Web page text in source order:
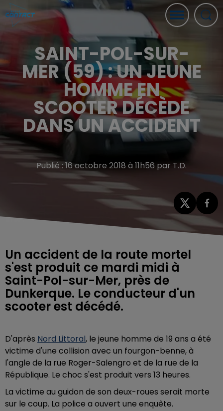
SAINT-POL-SUR-
MER (59) : UN JEUNE
HOMME EN
SCOOTER DÉCÈDE
DANS UN ACCIDENT
Publié : 16 octobre 2018 à 11h56 par T.D.
Un accident de la route mortel
s'est produit ce mardi midi à
Saint-Pol-sur-Mer, près de
Dunkerque. Le conducteur d'un
scooter est décédé.
D'après Nord Littoral, le jeune homme de 19 ans a été
victime d'une collision avec un fourgon-benne, à
l'angle de la rue Roger-Salengro et de la rue de la
République. Le choc s'est produit vers 13 heures.
La victime au guidon de son deux-roues serait morte
sur le coup. La police a ouvert une enquête.